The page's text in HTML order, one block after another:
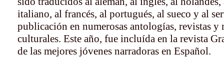
italiano, al francés, al portugués, al sueco y al
publicación en numerosas antologías, revistas y
culturales. Este año, fue incluída en la revista
de las mejores jóvenes narradoras en Español.